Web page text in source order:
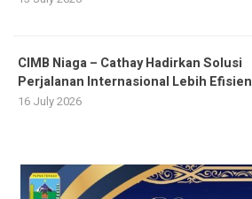
CIMB Niaga – Cathay Hadirkan Solusi
Perjalanan Internasional Lebih Efisien
16 July 2026